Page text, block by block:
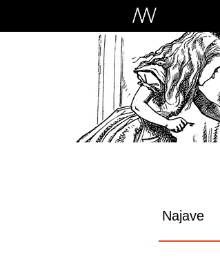
Najave